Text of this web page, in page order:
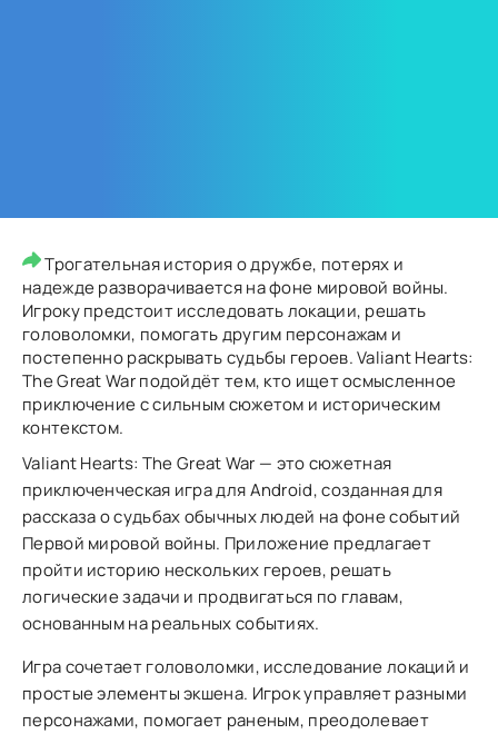
Трогательная история о дружбе, потерях и
надежде разворачивается на фоне мировой войны.
Игроку предстоит исследовать локации, решать
головоломки, помогать другим персонажам и
постепенно раскрывать судьбы героев. Valiant Hearts:
The Great War подойдёт тем, кто ищет осмысленное
приключение с сильным сюжетом и историческим
контекстом.
Valiant Hearts: The Great War — это сюжетная
приключенческая игра для Android, созданная для
рассказа о судьбах обычных людей на фоне событий
Первой мировой войны. Приложение предлагает
пройти историю нескольких героев, решать
логические задачи и продвигаться по главам,
основанным на реальных событиях.
Игра сочетает головоломки, исследование локаций и
простые элементы экшена. Игрок управляет разными
персонажами, помогает раненым, преодолевает